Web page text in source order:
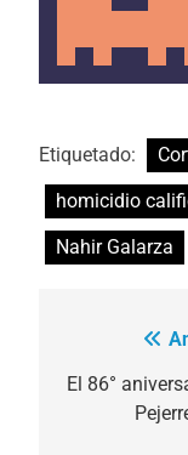
Etiquetado:
homicidio
Nahir Galarza
de
entradas
El 86°